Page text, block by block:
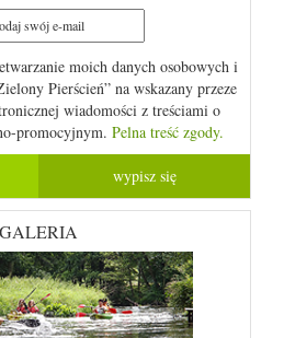
moich danych osobowych i
Pierścień” na wskazany przeze
wiadomości z treściami o
promocyjnym. Pelna treść zgody.
GALERIA